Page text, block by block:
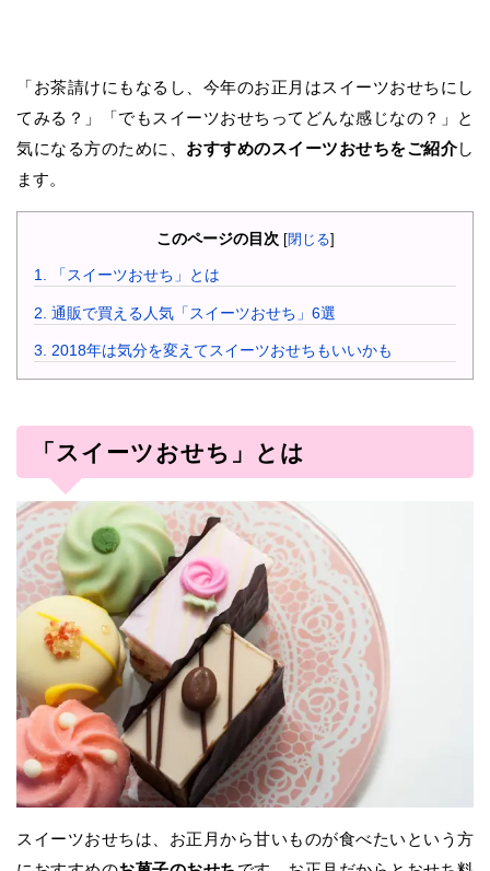
「お茶請けにもなるし、今年のお正月はスイーツおせちにし
てみる？」「でもスイーツおせちってどんな感じなの？」と
気になる方のために、 おすすめのスイーツおせちをご紹介し
ます。
このページの目次 [閉じる]
1. 「スイーツおせち」とは
2. 通販で買える人気「スイーツおせち」6選
3. 2018年は気分を変えてスイーツおせちもいいかも
「スイーツおせち」とは
スイーツおせちは、お正月から甘いものが食べたいという方